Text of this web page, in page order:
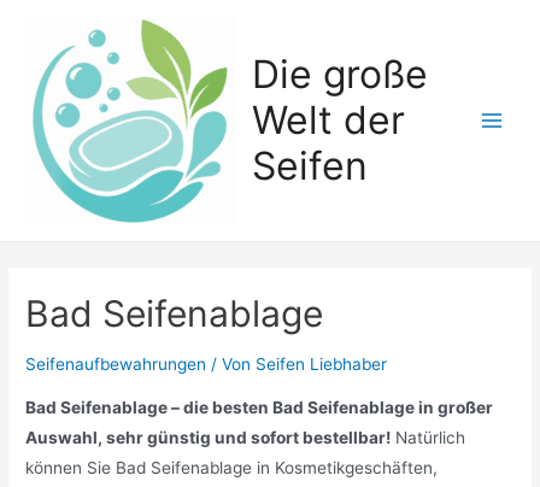
springen
Die große
Welt der
Seifen
Bad Seifenablage
Seifenaufbewahrungen / Von Seifen Liebhaber
Bad Seifenablage – die besten Bad Seifenablage in großer
Auswahl, sehr günstig und sofort bestellbar! Natürlich
können Sie Bad Seifenablage in Kosmetikgeschäften,